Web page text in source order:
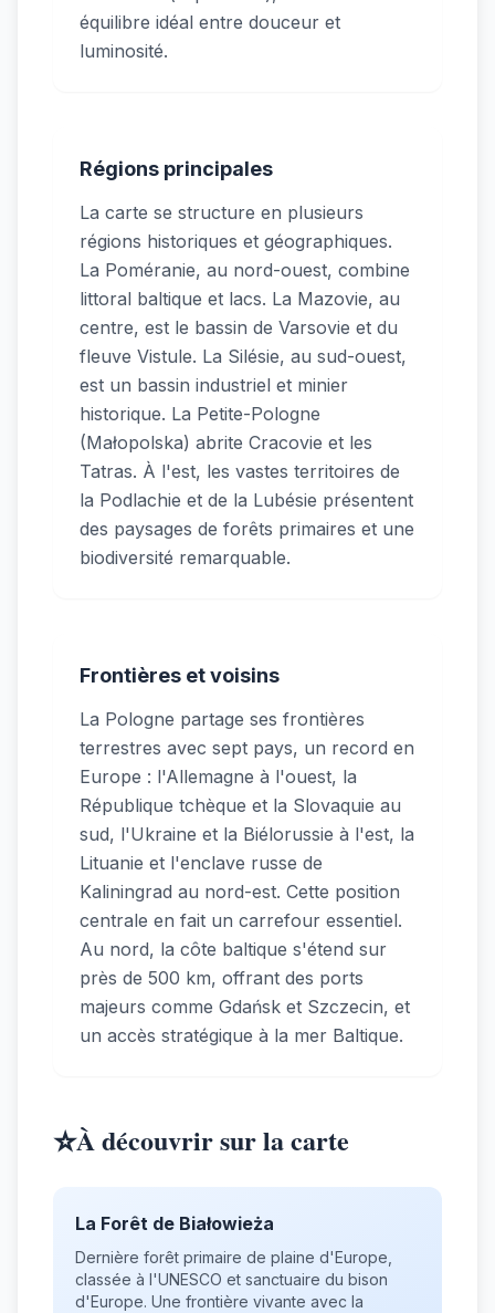
équilibre idéal entre douceur et
luminosité.
Régions principales
La carte se structure en plusieurs
régions historiques et géographiques.
La Poméranie, au nord-ouest, combine
littoral baltique et lacs. La Mazovie, au
centre, est le bassin de Varsovie et du
fleuve Vistule. La Silésie, au sud-ouest,
est un bassin industriel et minier
historique. La Petite-Pologne
(Małopolska) abrite Cracovie et les
Tatras. À l'est, les vastes territoires de
la Podlachie et de la Lubésie présentent
des paysages de forêts primaires et une
biodiversité remarquable.
Frontières et voisins
La Pologne partage ses frontières
terrestres avec sept pays, un record en
Europe : l'Allemagne à l'ouest, la
République tchèque et la Slovaquie au
sud, l'Ukraine et la Biélorussie à l'est, la
Lituanie et l'enclave russe de
Kaliningrad au nord-est. Cette position
centrale en fait un carrefour essentiel.
Au nord, la côte baltique s'étend sur
près de 500 km, offrant des ports
majeurs comme Gdańsk et Szczecin, et
un accès stratégique à la mer Baltique.
⭐À découvrir sur la carte
La Forêt de Białowieża
Dernière forêt primaire de plaine d'Europe,
classée à l'UNESCO et sanctuaire du bison
d'Europe. Une frontière vivante avec la